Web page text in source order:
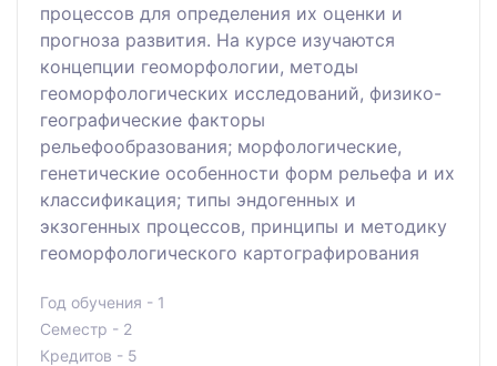
процессов для определения их оценки и
прогноза развития. На курсе изучаются
концепции геоморфологии, методы
геоморфологических исследований, физико-
географические факторы
рельефообразования; морфологические,
генетические особенности форм рельефа и их
классификация; типы эндогенных и
экзогенных процессов, принципы и методику
геоморфологического картографирования
Год обучения - 1
Семестр - 2
Кредитов - 5